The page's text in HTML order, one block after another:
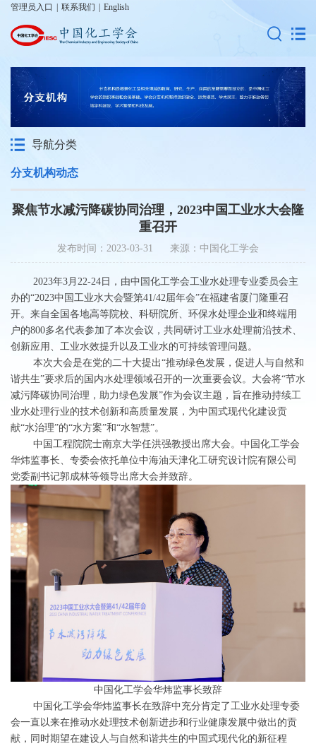
管理员入口 联系我们 English
导航分类
分支机构动态
聚焦节水减污降碳协同治理，2023中国工业水大会隆
重召开
发布时间：2023-03-31 来源：中国化工学会
2023年3月22-24日，由中国化工学会工业水处理专业委员会主
办的“2023中国工业水大会暨第41/42届年会”在福建省厦门隆重召
开。来自全国各地高等院校、科研院所、环保水处理企业和终端用
户的800多名代表参加了本次会议，共同研讨工业水处理前沿技术、
创新应用、工业水效提升以及工业水的可持续管理问题。
本次大会是在党的二十大提出“推动绿色发展，促进人与自然和
谐共生”要求后的国内水处理领域召开的一次重要会议。大会将“节水
减污降碳协同治理，助力绿色发展”作为会议主题，旨在推动持续工
业水处理行业的技术创新和高质量发展，为中国式现代化建设贡
献“水治理”的“水方案”和“水智慧”。
中国工程院院士南京大学任洪强教授出席大会。中国化工学会
华炜监事长、专委会依托单位中海油天津化工研究设计院有限公司
党委副书记郭成林等领导出席大会并致辞。
中国化工学会华炜监事长致辞
中国化工学会华炜监事长在致辞中充分肯定了工业水处理专委
会一直以来在推动水处理技术创新进步和行业健康发展中做出的贡
献，同时期望在建设人与自然和谐共生的中国式现代化的新征程